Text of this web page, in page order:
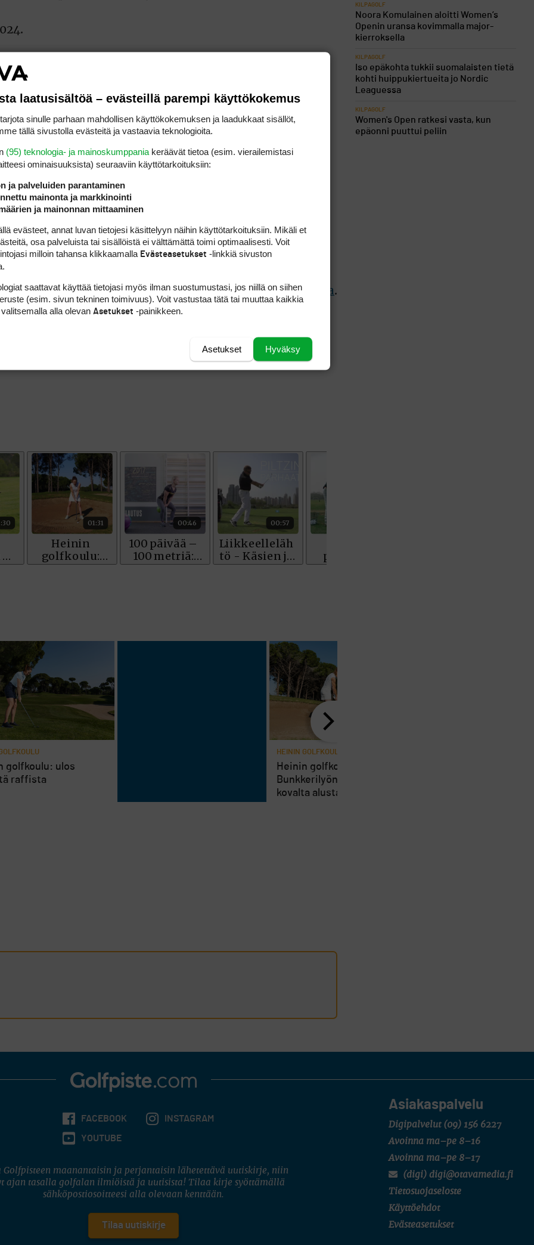
kaikki opetusvideot, löydät Golfpisteen opetus-sivuilta.
ranteisiin et pääse eroon ranteiden
golfkoulu: ulos
raffista
HEININ GOLFKOULU
Heinin golfkoulu:
Bunkkerilyönti pehmeältä ja
kovalta alustalta
KILPAGOLF
Noora Komulainen aloitti Women’s
Openin uransa kovimmalla major-
kierroksella
KILPAGOLF
Iso epäkohta tukkii suomalaisten tietä
kohti huippukiertueita jo Nordic
Leaguessa
KILPAGOLF
Women's Open ratkesi vasta, kun
epäonni puuttui peliin
Asiakaspalvelu
Digipalvelut (09) 156 6227
Avoinna ma–pe 8–16
Avoinna ma–pe 8–17
(digi) digi@otavamedia.fi
Tietosuojaseloste
Käyttöehdot
Evästeasetukset
FACEBOOK INSTAGRAM
YOUTUBE
Golfpisteen maanantaisin ja perjantaisin lähetettävä uutiskirje, niin
ajan tasalla golfalan ilmiöistä ja uutisista! Tilaa kirje syöttämällä
sähköpostiosoitteesi alla olevaan kenttään.
Tilaa uutiskirje
laatusisältöä – evästeillä parempi käyttökokemus
sinulle parhaan mahdollisen käyttökokemuksen ja laadukkaat sisällöt,
tällä sivustolla evästeitä ja vastaavia teknologioita.
(95) teknologia- ja mainoskumppania keräävät tietoa (esim. vierailemis­tasi
ominaisuuk­sista) seuraaviin käyttötarkoituksiin:
ja palveluiden parantaminen
mainonta ja markkinointi
ja mainonnan mittaaminen
evästeet, annat luvan tietojesi käsittelyyn näihin käyttötarkoituksiin. Mikäli et
osa palveluista tai sisällöistä ei välttämättä toimi optimaalisesti. Voit
milloin tahansa klikkaamalla Evästeasetukset -linkkiä sivuston
saattavat käyttää tietojasi myös ilman suostumustasi, jos niillä on siihen
(esim. sivun tekninen toimivuus). Voit vastustaa tätä tai muuttaa kaikkia
alla olevan Asetukset -painikkeen.
Hyväksy
Asetukset